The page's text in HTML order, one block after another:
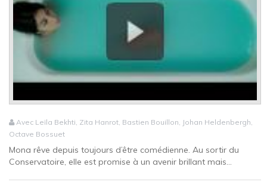
Avec Leïla Bekhti, Zita Hanrot, Bastien Bouillon, Johan Heldenbergh,
Octave Bossuet
Mona rêve depuis toujours d’être comédienne. Au sortir du
Conservatoire, elle est promise à un avenir brillant mais...